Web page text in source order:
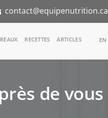
contact@equipenutrition.ca
RECETTES ARTICLES EN
de vous